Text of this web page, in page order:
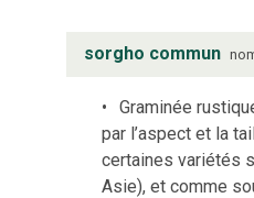
sorgho commun
Graminée
par l’aspect et la
certaines variétés
Asie), et comme